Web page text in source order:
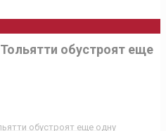
обустроят еще
обустроят еще одну